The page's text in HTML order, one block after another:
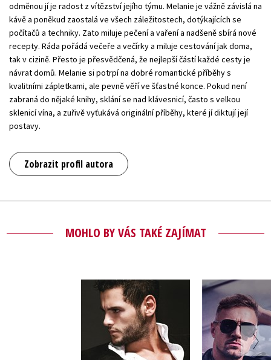
odměnou jí je radost z vítězství jejího týmu. Melanie je vážně závislá na
kávě a poněkud zaostalá ve všech záležitostech, dotýkajících se
počítačů a techniky. Zato miluje pečení a vaření a nadšeně sbírá nové
recepty. Ráda pořádá večeře a večírky a miluje cestování jak doma,
tak v cizině. Přesto je přesvědčená, že nejlepší částí každé cesty je
návrat domů. Melanie si potrpí na dobré romantické příběhy s
kvalitními zápletkami, ale pevně věří ve šťastné konce. Pokud není
zabraná do nějaké knihy, sklání se nad klávesnicí, často s velkou
sklenicí vína, a zuřivě vyťukává originální příběhy, které jí diktují její
postavy.
Zobrazit profil autora
MOHLO BY VÁS TAKÉ ZAJÍMAT
Roman
Melanie Moreland
Zvýšit
Melanie